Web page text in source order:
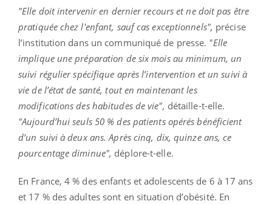
"Elle doit intervenir en dernier recours et ne doit pas être
pratiquée chez l'enfant, sauf cas exceptionnels", précise
l’institution dans un communiqué de presse. "Elle
implique une préparation de six mois au minimum, un
suivi régulier spécifique après l’intervention et un suivi à
vie de l’état de santé, tout en maintenant les
modifications des habitudes de vie", détaille-t-elle.
"Aujourd’hui seuls 50 % des patients opérés bénéficient
d’un suivi à deux ans. Après cinq, dix, quinze ans, ce
pourcentage diminue", déplore-t-elle.
En France, 4 % des enfants et adolescents de 6 à 17 ans
et 17 % des adultes sont en situation d’obésité. En